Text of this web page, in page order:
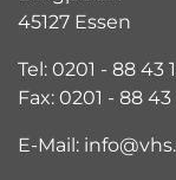
45127 Essen
Tel: 0201 - 88 43
Fax: 0201 - 88
E-Mail: